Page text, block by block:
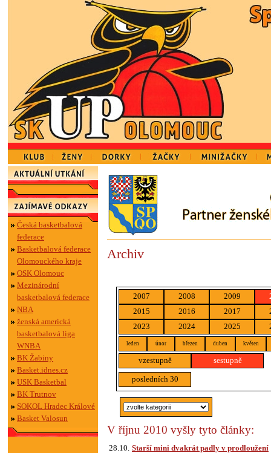
Česká basketbalová
federace
Basketbalová federace
Olomouckého kraje
OSK Olomouc
Mezinárodní
basketbalová federace
NBA
ženská americká
basketbalová liga
WNBA
BK Žabiny
Basket.idnes.cz
USK Basketbal
BK Trutnov
SOKOL Hradec Králové
Basket Valosun
Archiv
2007 2008 2009
2015
2016 2017
2023
2024 2025
leden únor březen duben květen
vzestupně sestupně
posledních 30
V říjnu 2010 vyšly tyto články:
28.10. Starší mini dvakrát padly v prodloužení